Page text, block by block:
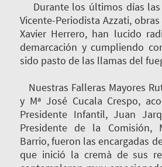
Durante los últimos días las
Vicente-Periodista Azzati,
Xavier Herrero, han lucido
demarcación y cumpliendo
sido pasto de las llamas del
Nuestras Falleras Mayores
y Mª José Cucala Crespo,
Presidente Infantil, Juan
Presidente de la Comisión,
Barrio, fueron las encargadas
que inició la cremà de sus